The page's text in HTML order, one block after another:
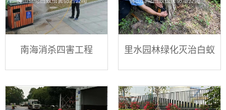
南海消杀四害工程 里水园林绿化灭治白蚁